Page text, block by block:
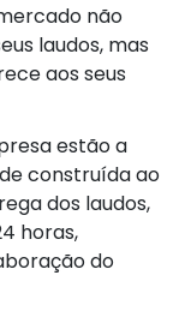
não
laudos, mas
aos seus
estão a
construída ao
dos laudos,
horas,
do